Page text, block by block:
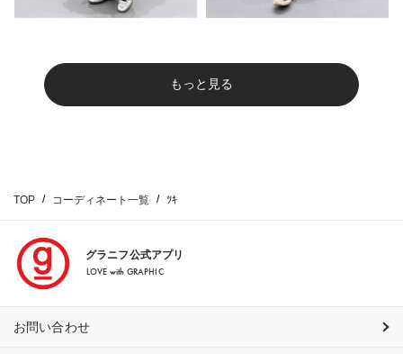
もっと見る
TOP コーディネート一覧 ﾂｷ
グラニフ公式アプリ
LOVE with GRAPHIC
お問い合わせ